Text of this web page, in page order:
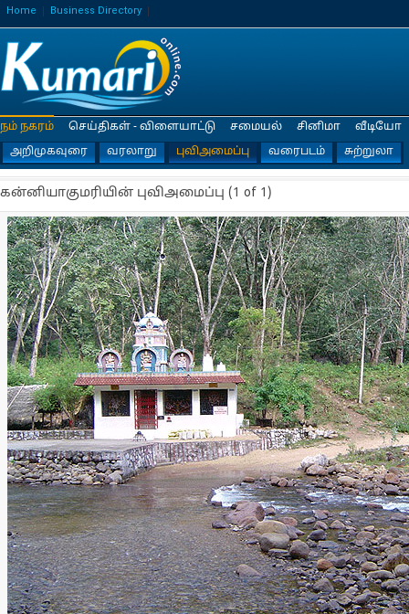
Home Business Directory
நம் நகரம்
அறிமுகவுரை
வரலாறு புவிஅமைப்பு வரைபடம் சுற்றுலா
செய்திகள் - விளையாட்டு சமையல் சினிமா வீடியோ
கன்னியாகுமரியின் புவிஅமைப்பு (1 of 1)